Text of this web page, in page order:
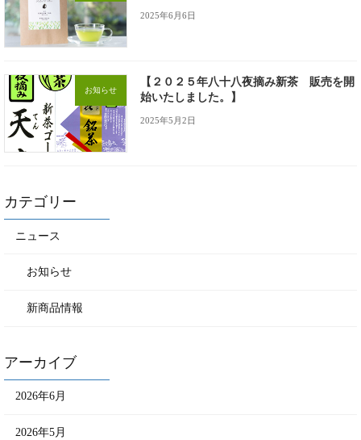
2025年6月6日
お知らせ
【２０２５年八十八夜摘み新茶 販売を開
始いたしました。】
2025年5月2日
カテゴリー
ニュース
お知らせ
新商品情報
アーカイブ
2026年6月
2026年5月